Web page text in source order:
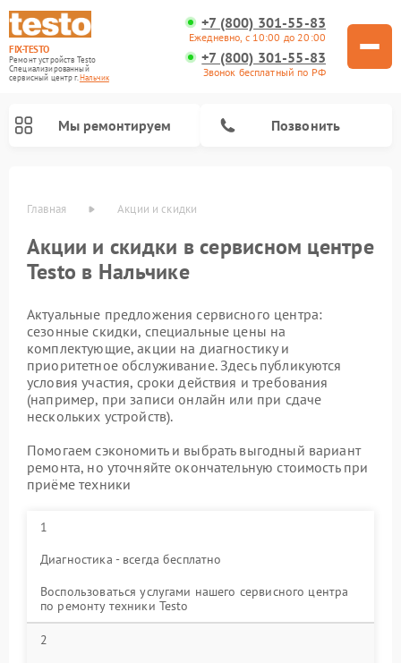
FIX-TESTO
Ремонт устройств Testo
Специализированный
cервисный центр г.Нальчик
+7 (800) 301-55-83
Ежедневно, с 10:00 до 20:00
+7 (800) 301-55-83
Звонок бесплатный по РФ
Мы ремонтируем Позвонить
Главная Акции и скидки
Акции и скидки в сервисном центре
Testo в Нальчике
Актуальные предложения сервисного центра:
сезонные скидки, специальные цены на
комплектующие, акции на диагностику и
приоритетное обслуживание. Здесь публикуются
условия участия, сроки действия и требования
(например, при записи онлайн или при сдаче
нескольких устройств).
Помогаем сэкономить и выбрать выгодный вариант
ремонта, но уточняйте окончательную стоимость при
приёме техники
1
Диагностика - всегда бесплатно
Воспользоваться услугами нашего сервисного центра
по ремонту техники Testo
2